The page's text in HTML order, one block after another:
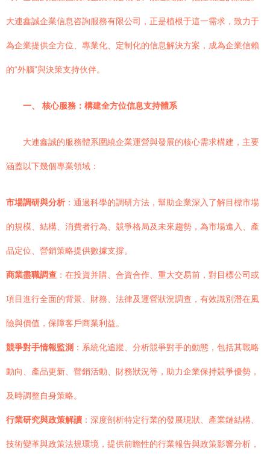
大連鑫誠企業信息咨詢服務有限公司，正是植根于這一需求，致力于
為企業提供全方位、專業化、定制化的信息解決方案，成為企業信賴
的“外腦”與決策支持伙伴。
一、 核心服務：構建全方位信息支持體系
大連鑫誠的服務體系圍繞企業運營與發展的核心需求構建，主要
涵蓋以下幾個專業領域：
市場調研與分析 ：通過科學的調研方法，幫助企業深入了解目標市場
的規模、結構、消費者行為、競爭格局及未來趨勢，為市場進入、產
品定位、營銷策略提供數據支撐。
商業盡職調查 ：在投資并購、合資合作、重大交易前，對目標公司或
項目進行全面的背景、財務、法律及運營狀況調查，有效識別潛在風
險與價值，保障客戶商業利益。
競爭對手情報監測 ：系統化追蹤、分析競爭對手的動態，包括其戰略
動向、產品更新、營銷活動、財務狀況等，助力企業保持競爭優勢，
及時調整自身策略。
行業研究與政策解讀 ：深度剖析特定行業的發展現狀、產業鏈結構、
技術變革與政策法規環境，提供前瞻性的行業報告與政策影響分析，